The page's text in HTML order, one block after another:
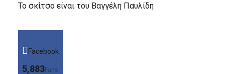
Το σκίτσο είναι του Βαγγέλη Παυλίδη
Facebook
5,883Fans